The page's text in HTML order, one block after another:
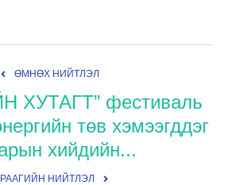
ӨМНӨХ НИЙТЛЭЛ
ХУТАГТ” фестиваль
төв хэмээгддэг
хийдийн...
НИЙТЛЭЛ